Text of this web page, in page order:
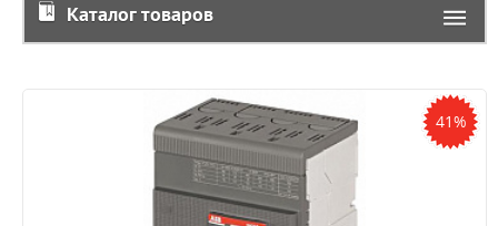
Каталог товаров
41%